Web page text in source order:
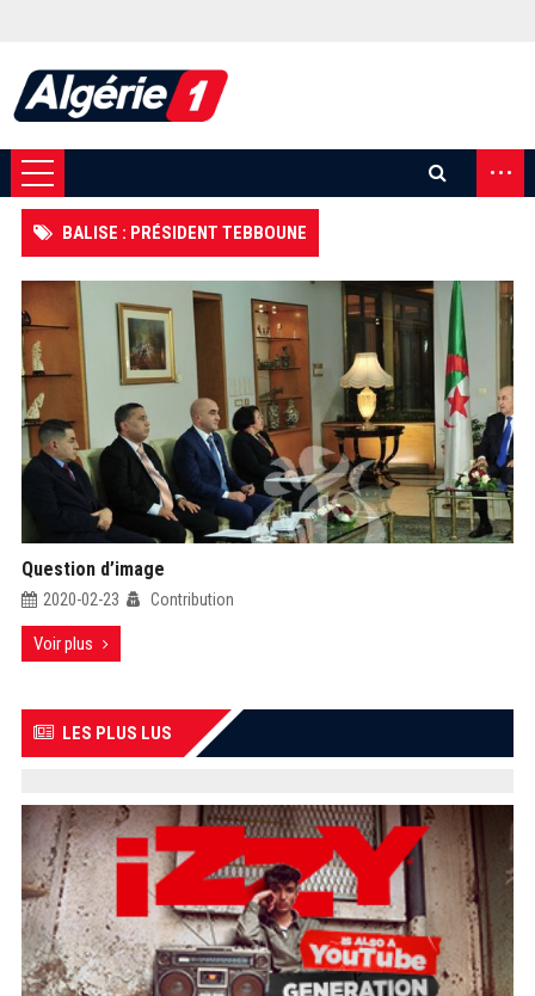
...
BALISE : PRÉSIDENT TEBBOUNE
Question d’image
2020-02-23 Contribution
Voir plus
LES PLUS LUS